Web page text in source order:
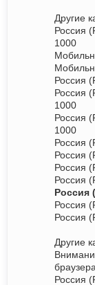
Другие
Россия
1000
Россия
Россия
1000
Россия
1000
Россия
Россия
Россия
Россия
Россия
Россия
Россия
Другие
Россия